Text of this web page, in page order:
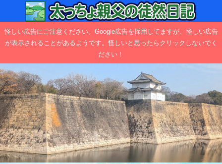
怪しい広告にご注意ください。Google広告を採用してますが、怪しい広告
が表示されることがあるようです。怪しいと思ったらクリックしないでく
ださい！